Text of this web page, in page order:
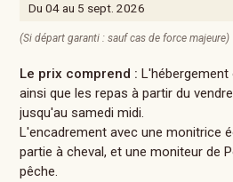
Du 04 au 5 sept. 2026
(Si départ garanti : sauf cas de force majeure)
Le prix comprend : L'hébergement
ainsi que les repas à partir du
jusqu'au samedi midi.
L'encadrement avec une monitrice
partie à cheval, et une moniteur de
pêche.